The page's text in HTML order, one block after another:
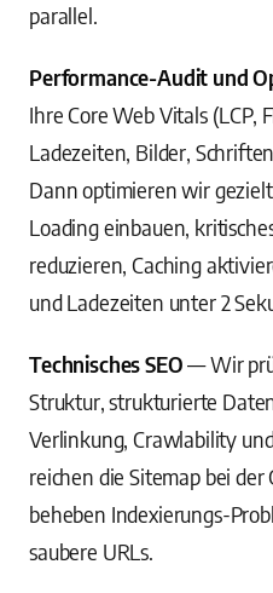
parallel.
Performance-Audit und
Ihre Core Web Vitals (LCP,
Ladezeiten, Bilder,
Dann optimieren wir
Loading einbauen,
reduzieren, Caching
und Ladezeiten unter 2
Technisches SEO— Wir
Struktur, strukturierte
Verlinkung, Crawlability
reichen die Sitemap bei der
beheben Indexierungs-
saubere URLs.